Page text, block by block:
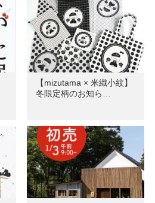
【mizutama × 米織小紋】
冬限定柄のお知ら…